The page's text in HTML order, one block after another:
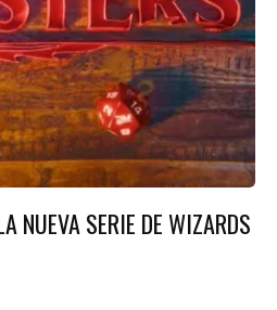
NUEVA SERIE DE WIZARDS